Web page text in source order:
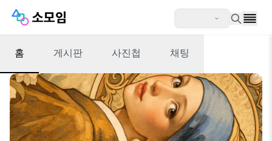
홈 게시판 사진첩 채팅